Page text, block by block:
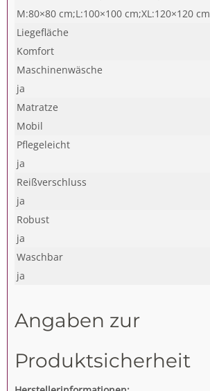
M:80×80 cm;L:100×100 cm;XL:120×120 cm
Liegefläche
Komfort
Maschinenwäsche
ja
Matratze
Mobil
Pflegeleicht
ja
Reißverschluss
ja
Robust
ja
Waschbar
ja
Angaben zur
Produktsicherheit